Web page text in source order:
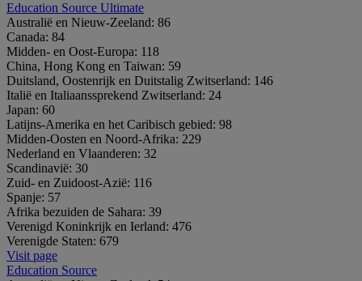
Education Source Ultimate
Australië en Nieuw-Zeeland: 86
Canada: 84
Midden- en Oost-Europa: 118
China, Hong Kong en Taiwan: 59
Duitsland, Oostenrijk en Duitstalig Zwitserland: 146
Italië en Italiaanssprekend Zwitserland: 24
Japan: 60
Latijns-Amerika en het Caribisch gebied: 98
Midden-Oosten en Noord-Afrika: 229
Nederland en Vlaanderen: 32
Scandinavië: 30
Zuid- en Zuidoost-Azië: 116
Spanje: 57
Afrika bezuiden de Sahara: 39
Verenigd Koninkrijk en Ierland: 476
Verenigde Staten: 679
Visit page
Education Source